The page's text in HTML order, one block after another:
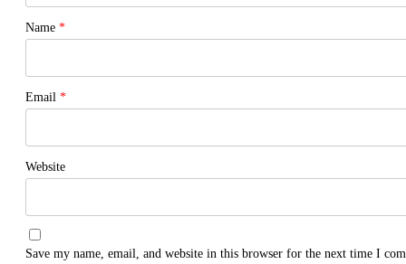
Name *
Email *
Website
Save my name, email, and website in this browser for the next time I